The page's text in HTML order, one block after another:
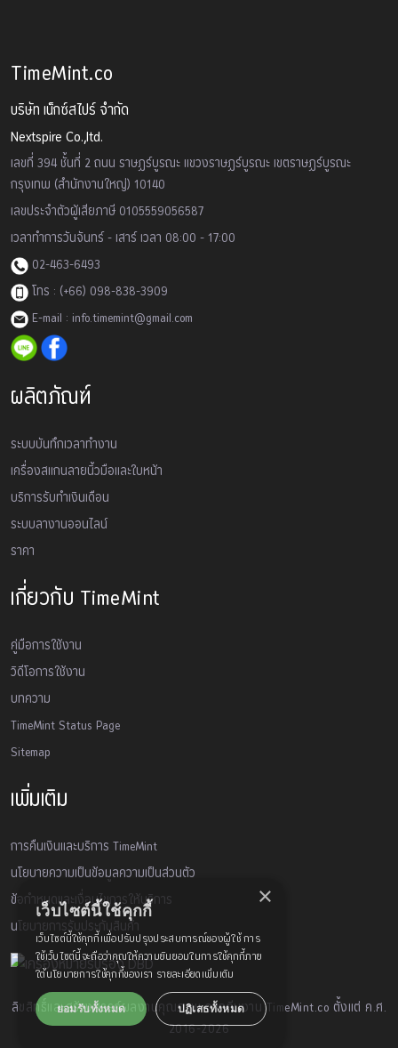
TimeMint.co
บริษัท เน็กซ์สไปร์ จำกัด
Nextspire Co.,ltd.
เลขที่ 394 ชั้นที่ 2 ถนน ราษฏร์บูรณะ แขวงราษฏร์บูรณะ เขตราษฏร์บูรณะ
กรุงเทพ (สำนักงานใหญ่) 10140
เลขประจำตัวผู้เสียภาษี 0105559056587
เวลาทำการวันจันทร์ - เสาร์ เวลา 08:00 - 17:00
02-463-6493
โทร : (+66) 098-838-3909
E-mail : info.timemint@gmail.com
ผลิตภัณฑ์
ระบบบันทึกเวลาทำงาน
เครื่องสเเกนลายนิ้วมือและใบหน้า
บริการรับทำเงินเดือน
ระบบลางานออนไลน์
ราคา
เกี่ยวกับ TimeMint
คู่มือการใช้งาน
วิดีโอการใช้งาน
บทความ
TimeMint Status Page
Sitemap
เพิ่มเติม
การคืนเงินและบริการ TimeMint
นโยบายความเป็นข้อมูลความเป็นส่วนตัว
ข้อกำหนดและเงื่อนไขการให้บริการ
นโยบายการรับประกันสินค้า
ลิขสิทธิ์และสร้างสรรค์ผลงานคุณภาพ จากทีมงาน TimeMint.co ตั้งแต่ ค.ศ.
2016-2026
×
เว็บไซต์นี้ใช้คุกกี้
เว็บไซต์นี้ใช้คุกกี้เพื่อปรับปรุงประสบการณ์ของผู้ใช้ การ
ใช้เว็บไซต์นี้จะถือว่าคุณให้ความยินยอมในการใช้คุกกี้ภาย
ใต้นโยบายการใช้คุกกี้ของเรา รายละเอียดเพิ่มเติม
ยอมรับทั้งหมด ปฏิเสธทั้งหมด